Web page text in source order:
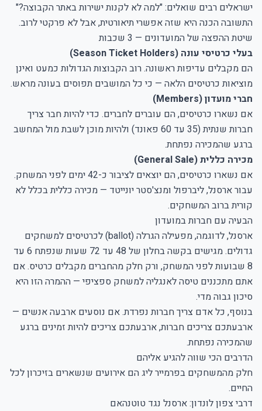
ישראלים רבים שואלים: "למה לא לקנות ישירות באתר הקבוצה?"
התשובה הכנה היא שזה אפשרי תיאורטית, אבל לא פרקטי לרוב.
שיטת ההפצה של המועדונים — 3 שכבות
בעלי כרטיסי עונה (Season Ticket Holders)
הם מקבלים עדיפות ראשונה. רוב הקבוצות הגדולות כמעט ואינן
מוציאות כרטיסים הלאה — כי כל המושבים תפוסים בעונה מראש.
חברי מועדון (Members)
אם נשארו כרטיסים, הם עוברים לחברים. כדי להיות חבר צריך
חברות שנתית (35 עד 60 פאונד) ולהיות מוכן לשבת מול המחשב
ברגע שהמכירה נפתחת.
מכירה כללית (General Sale)
אם נשארו כרטיסים, הם יוצאים לציבור כ-42 ימים לפני המשחק.
עבור ארסנל, ליברפול ומנצ'סטר יונייטד — מכירה כללית בכלל לא
קורית ברוב המשחקים.
הבעיה עם חברות במועדון
ארסנל, לדוגמה, מפעילה הגרלה (ballot) לכרטיסים למשחקים
גדולים. מגישים בקשה בחלון של 48 עד 72 שעות שנפתח 6 עד
8 שבועות לפני המשחק, ורק חלק מהחברים מקבלים כרטיס. אם
אתם מתכננים טיסה לאנגליה למשחק ספציפי — ההמרה הזו היא
סיכון גבוה מדי.
בנוסף, כל אדם צריך חברות נפרדת. אם נוסעים ארבעה אנשים —
ארבעתכם צריכים חברות, ארבעתכם צריכים להיות זמינים ברגע
שהמכירה נפתחת.
הדרבים הכי שווה להגיע אליהם
חלק מהמשחקים בפרמייר ליג הם אירועים שנשארים בזיכרון לכל
החיים.
דרבי צפון לונדון: ארסנל נגד טוטנהאם